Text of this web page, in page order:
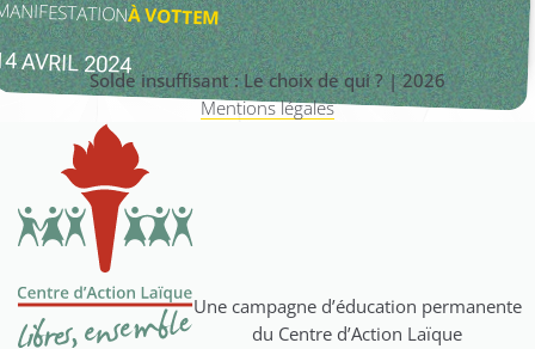
ÀVOTTEM
AVRIL 2024
Solde insuffisant : Le choix de qui ? | 2026
Mentions légales
Une campagne d’éducation permanente
du Centre d’Action Laïque